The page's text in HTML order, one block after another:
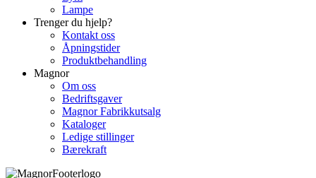
Lampe
Trenger du hjelp?
Kontakt oss
Åpningstider
Produktbehandling
Magnor
Om oss
Bedriftsgaver
Magnor Fabrikkutsalg
Kataloger
Ledige stillinger
Bærekraft